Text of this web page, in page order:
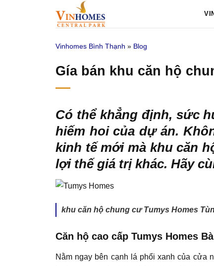
Vinhomes Bình Thạnh » Blog
Gía bán khu căn hộ
Có thể khẳng định, sức
hiếm hoi của dự án.
kinh tế mới mà khu căn
lợi thế giá trị khác. Hãy
khu căn hộ chung cư Tumys Homes
Căn hộ cao cấp Tumys Homes
Nằm ngay bên cạnh lá phổi xanh của cửa